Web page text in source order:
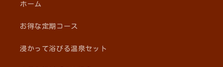
ホーム
お得な定期コース
浸かって浴びる温泉セット